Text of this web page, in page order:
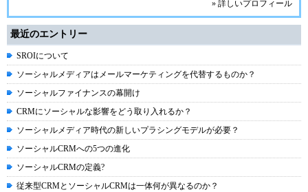
» 詳しいプロフィール
最近のエントリー
SROIについて
ソーシャルメディアはメールマーケティングを代替するものか？
ソーシャルファイナンスの幕開け
CRMにソーシャルな影響をどう取り入れるか？
ソーシャルメディア時代の新しいプラシングモデルが必要？
ソーシャルCRMへの5つの進化
ソーシャルCRMの定義?
従来型CRMとソーシャルCRMは一体何が異なるのか？